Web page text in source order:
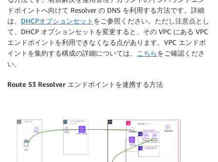
ドポイントへ向けて Resolver の DNS を利用する方法です。詳細
は、 DHCPオプションセット をご参照ください。ただし注意点とし
て、DHCP オプションセットを変更すると、その VPC にある VPC
エンドポイントを利用できなくなる点があります。VPC エンドポ
イントを集約する構成の詳細については、
こちらをご確認くださ
い。
Route 53 Resolver エンドポイントを連携する方法